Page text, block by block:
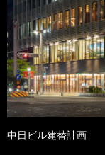
中日ビル建替計画